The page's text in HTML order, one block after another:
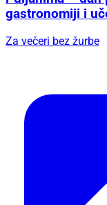
gastronomiji i
Za večeri bez žurbe